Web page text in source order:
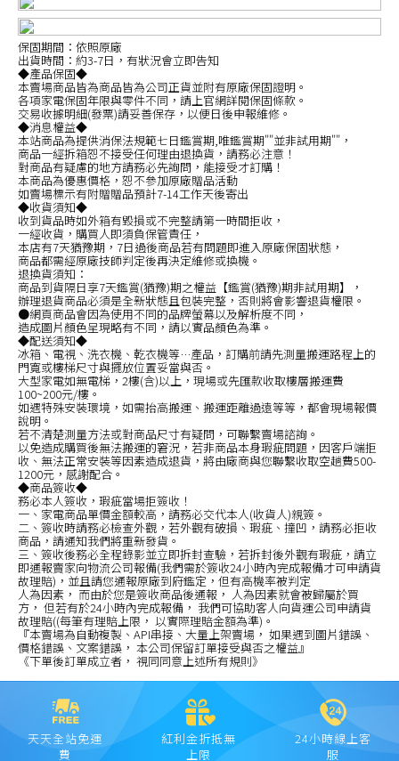
保固期間：依照原廠
出貨時間：約3-7日，有狀況會立即告知
◆產品保固◆
本賣場商品皆為商品皆為公司正貨並附有原廠保固證明。
各項家電保固年限與零件不同，請上官網詳閱保固條款。
交易收據明細(發票)請妥善保存，以便日後申報維修。
◆消息權益◆
本站商品為提供消保法規範七日鑑賞期,唯鑑賞期""並非試用期""，
商品一經拆箱恕不接受任何理由退換貨，請務必注意！
對商品有疑慮的地方請務必先詢問，能接受才訂購！
本商品為優惠價格，恕不參加原廠贈品活動
如賣場標示有附贈贈品預計7-14工作天後寄出
◆收貨須知◆
收到貨品時如外箱有毀損或不完整請第一時間拒收，
一經收貨，購買人即須負保管責任，
本店有7天猶豫期，7日過後商品若有問題即進入原廠保固狀態，
商品都需經原廠技師判定後再決定維修或換機。
退換貨須知：
商品到貨隔日享7天鑑賞(猶豫)期之權益【鑑賞(猶豫)期非試用期】，
辦理退貨商品必須是全新狀態且包裝完整，否則將會影響退貨權限。
●網頁商品會因為使用不同的品牌螢幕以及解析度不同，
造成圖片顏色呈現略有不同，請以實品顏色為準。
◆配送須知◆
冰箱、電視、洗衣機、乾衣機等…產品，訂購前請先測量搬運路程上的
門寬或樓梯尺寸與擺放位置妥當與否。
大型家電如無電梯，2樓(含)以上，現場或先匯款收取樓層搬運費
100~200元/樓。
如遇特殊安裝環境，如需抬高搬運、搬運距離過遠等等，都會現場報價
說明。
若不清楚測量方法或對商品尺寸有疑問，可聯繫賣場諮詢。
以免造成購買後無法搬運的窘況，若非商品本身瑕疵問題，因客戶端拒
收、無法正常安裝等因素造成退貨，將由廠商與您聯繫收取空趟費500-
1200元，感謝配合。
◆商品簽收◆
務必本人簽收，瑕疵當場拒簽收！
一、家電商品單價金額較高，請務必交代本人(收貨人)親簽。
二、簽收時請務必檢查外觀，若外觀有破損、瑕疵、撞凹，請務必拒收
商品，請通知我們將重新發貨。
三、簽收後務必全程錄影並立即拆封查驗，若拆封後外觀有瑕疵，請立
即通報賣家向物流公司報備(我們需於簽收24小時內完成報備才可申請貨
故理賠)，並且請您通報原廠到府鑑定，但有高機率被判定
人為因素， 而由於您是簽收商品後通報， 人為因素就會被歸屬於買
方， 但若有於24小時內完成報備， 我們可協助客人向貨運公司申請貨
故理賠((每筆有理賠上限， 以實際理賠金額為準)。
『本賣場為自動複製、API串接、大量上架賣場， 如果遇到圖片錯誤、
價格錯誤、文案錯誤， 本公司保留訂單接受與否之權益』
《下單後訂單成立者， 視同同意上述所有規則》
天天全站免運
費
紅利金折抵無
上限
24小時線上客
服